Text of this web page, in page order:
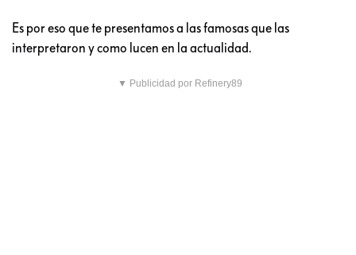
Es por eso que te presentamos a las famosas que las
interpretaron y como lucen en la actualidad.
▼ Publicidad por Refinery89